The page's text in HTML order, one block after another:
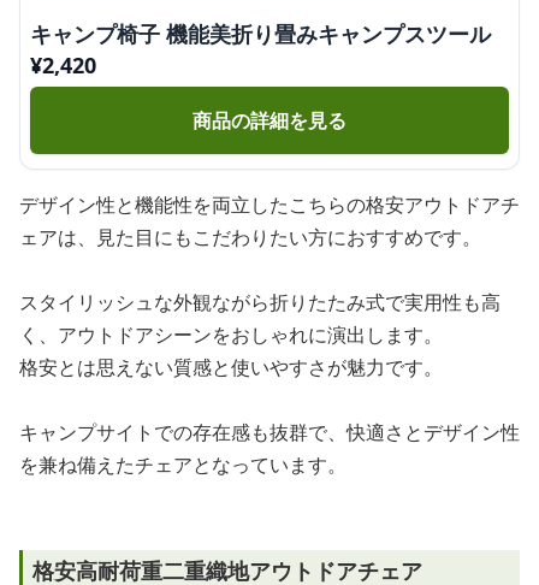
キャンプ椅子 機能美折り畳みキャンプスツール
¥2,420
商品の詳細を見る
デザイン性と機能性を両立したこちらの格安アウトドアチ
ェアは、見た目にもこだわりたい方におすすめです。
スタイリッシュな外観ながら折りたたみ式で実用性も高
く、アウトドアシーンをおしゃれに演出します。
格安とは思えない質感と使いやすさが魅力です。
キャンプサイトでの存在感も抜群で、快適さとデザイン性
を兼ね備えたチェアとなっています。
格安高耐荷重二重織地アウトドアチェア